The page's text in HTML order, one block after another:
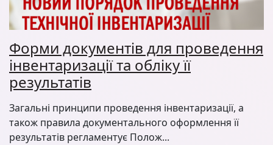
Форми документів для проведення
інвентаризації та обліку її
результатів
Загальні принципи проведення інвентаризації, а
також правила документального оформлення її
результатів регламентує Полож...